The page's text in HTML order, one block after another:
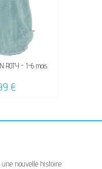
ROTY - 1-6 mois
€
nouvelle histoire.